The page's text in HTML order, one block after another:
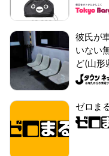
彼氏が
いない
ど(山形
ゼロま